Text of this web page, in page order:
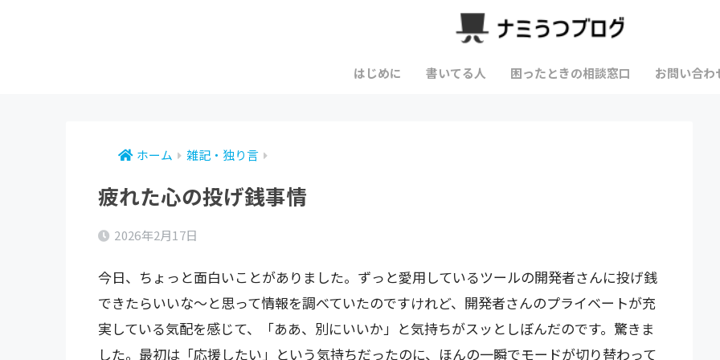
はじめに 書いてる人 困ったときの相談窓口 お問い合わ
ホーム 雑記・独り言
疲れた心の投げ銭事情
2026年2月17日
今日、ちょっと面白いことがありました。ずっと愛用しているツールの開発者さんに投げ銭
できたらいいな～と思って情報を調べていたのですけれど、開発者さんのプライベートが充
実している気配を感じて、「ああ、別にいいか」と気持ちがスッとしぼんだのです。驚きま
した。最初は「応援したい」という気持ちだったのに、ほんの一瞬でモードが切り替わって